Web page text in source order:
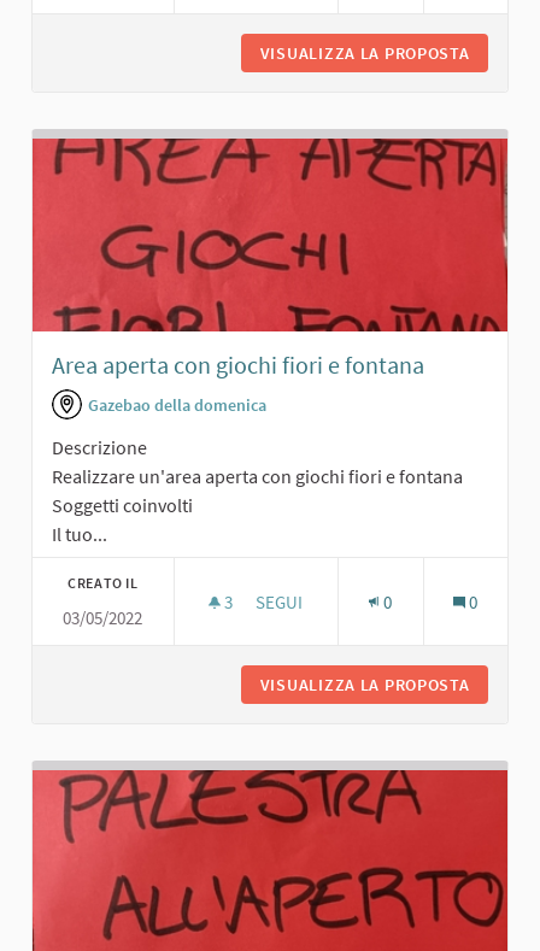
VISUALIZZA LA PROPOSTA
Area aperta con giochi fiori e fontana
Gazebao della domenica
Descrizione
Realizzare un'area aperta con giochi fiori e fontana
Soggetti coinvolti
Il tuo...
CREATO IL
03/05/2022
3 3 SOSTENITORI
SEGUI 0 0
VISUALIZZA LA PROPOSTA